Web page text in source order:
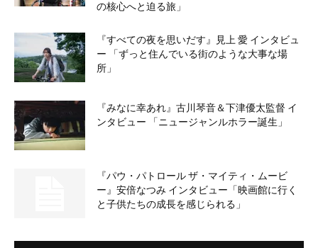
の核心へと迫る旅」
『すべての夜を思いだす』見上 愛 インタビュ
ー 「ずっと住んでいる街のような大事な場
所」
『みなに幸あれ』古川琴音＆下津優太監督 イ
ンタビュー 「ニュージャンルホラー誕生」
『パウ・パトロール ザ・マイティ・ムービ
ー』安倍なつみ インタビュー「映画館に行く
と子供たちの成長を感じられる」